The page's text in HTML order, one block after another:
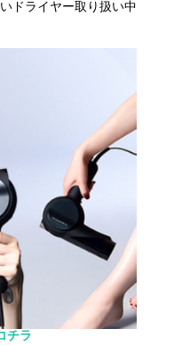
ドライヤー取り扱い中
チラ